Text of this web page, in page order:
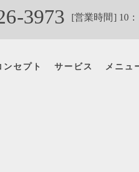
3973 [営業時間] 10
ンセプト サービス メニュ